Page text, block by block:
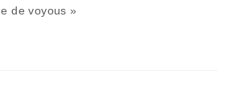
de voyous »